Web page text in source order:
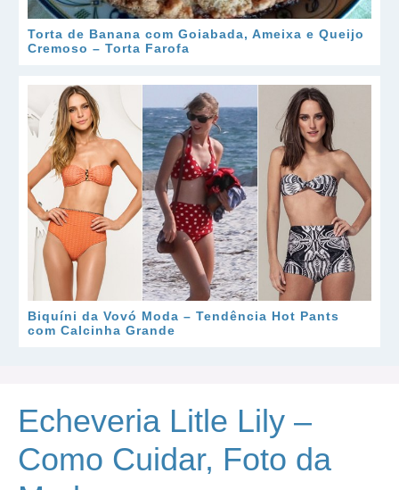
Torta de Banana com Goiabada, Ameixa e Queijo
Cremoso – Torta Farofa
Biquíni da Vovó Moda – Tendência Hot Pants
com Calcinha Grande
Echeveria Litle Lily –
Como Cuidar, Foto da